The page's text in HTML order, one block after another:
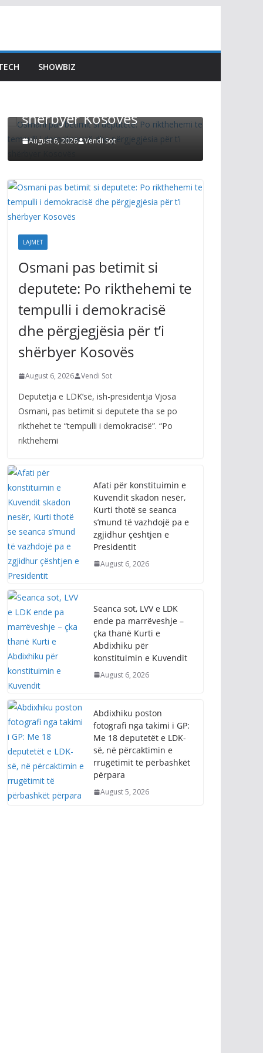
SHOWBIZ
Osmani pas betimit si
deputete: Po rikthehemi
te tempulli i demokracisë
shërbyer Kosovës
August 6, 2026 Vendi Sot
LAJMET
Osmani pas betimit si
deputete: Po rikthehemi te
tempulli i demokracisë
dhe përgjegjësia për t’i
shërbyer Kosovës
August 6, 2026 Vendi Sot
Deputetja e LDK’së, ish-presidentja Vjosa
Osmani, pas betimit si deputete tha se po
rikthehet te “tempulli i demokracisë”. “Po
rikthehemi
Afati për konstituimin e
Kuvendit skadon nesër,
Kurti thotë se seanca
s’mund të vazhdojë pa e
zgjidhur çështjen e
Presidentit
August 6, 2026
Seanca sot, LVV e LDK
ende pa marrëveshje –
çka thanë Kurti e
Abdixhiku për
konstituimin e Kuvendit
August 6, 2026
Abdixhiku poston
fotografi nga takimi i GP:
Me 18 deputetët e LDK-
së, në përcaktimin e
rrugëtimit të përbashkët
përpara
August 5, 2026